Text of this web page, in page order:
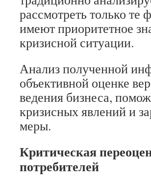
рассмотреть только те
имеют приоритетное
кризисной ситуации.
Анализ полученной
объективной оценке
ведения бизнеса,
кризисных явлений и
меры.
Критическая
потребителей